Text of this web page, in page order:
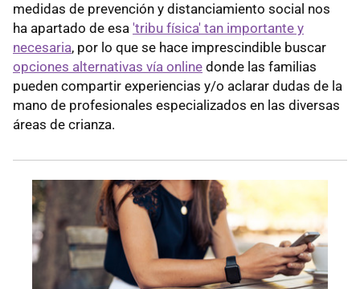
medidas de prevención y distanciamiento social nos
ha apartado de esa 'tribu física' tan importante y
necesaria, por lo que se hace imprescindible buscar
opciones alternativas vía online donde las familias
pueden compartir experiencias y/o aclarar dudas de la
mano de profesionales especializados en las diversas
áreas de crianza.